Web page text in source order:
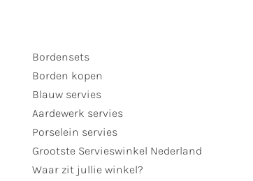
Bordensets
Borden kopen
Blauw servies
Aardewerk servies
Porselein servies
Grootste Servieswinkel Nederland
Waar zit jullie winkel?